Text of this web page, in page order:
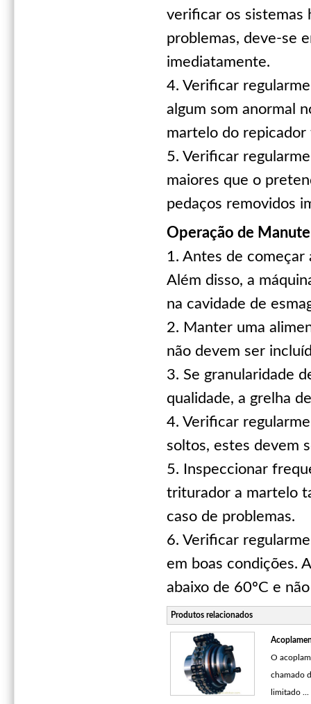
verificar os sistemas
problemas, deve-se
imediatamente.
4. Verificar
algum som anormal
martelo do
5. Verificar
maiores que o
pedaços removidos
Operação de
1. Antes de
Além disso, a
na cavidade de
2. Manter uma
não devem ser
3. Se granularidade
qualidade, a grelha
4. Verificar
soltos, estes devem
5. Inspeccionar
triturador a martelo
caso de problemas.
6. Verificar
em boas condições.
abaixo de 60ºC e
Produtos relacionados
O
chamado
limitado ...